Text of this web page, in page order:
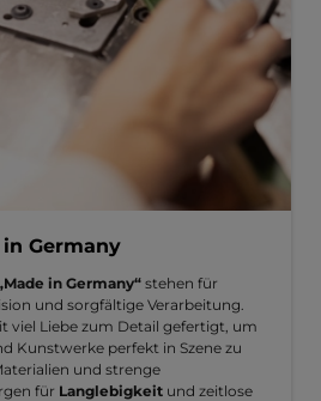
Germany
in Germany“ stehen für
und sorgfältige Verarbeitung.
viel Liebe zum Detail gefertigt, um
Kunstwerke perfekt in Szene zu
und strenge
für Langlebigkeit und zeitlose